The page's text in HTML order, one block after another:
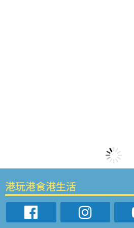
港玩港食港生活